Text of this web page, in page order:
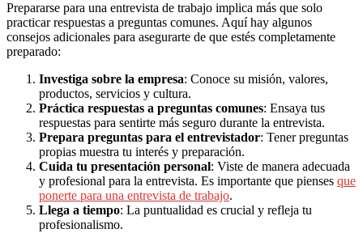
Prepararse para una entrevista de trabajo implica más que solo
practicar respuestas a preguntas comunes. Aquí hay algunos
consejos adicionales para asegurarte de que estés completamente
preparado:
Investiga sobre la empresa: Conoce su misión, valores,
productos, servicios y cultura.
Práctica respuestas a preguntas comunes: Ensaya tus
respuestas para sentirte más seguro durante la entrevista.
Prepara preguntas para el entrevistador: Tener preguntas
propias muestra tu interés y preparación.
Cuida tu presentación personal: Viste de manera adecuada
y profesional para la entrevista. Es importante que pienses que
ponerte para una entrevista de trabajo.
Llega a tiempo: La puntualidad es crucial y refleja tu
profesionalismo.